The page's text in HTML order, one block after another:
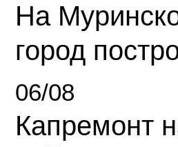
На
город
06/08
Капремонт